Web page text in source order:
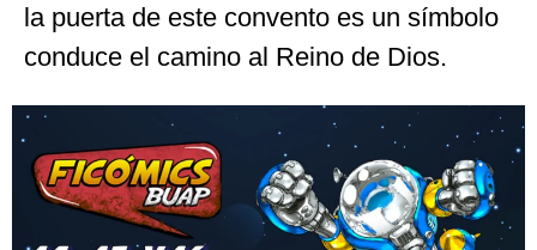
la puerta de este convento es un símbolo
conduce el camino al Reino de Dios.